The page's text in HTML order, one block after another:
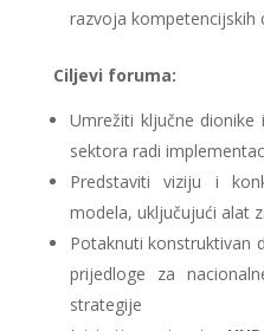
razvoja kompetencijskih
Ciljevi foruma:
Umrežiti ključne
sektora radi
Predstaviti viziju i
modela, uključujući alat
Potaknuti konstruktivan
prijedloge za
strategije